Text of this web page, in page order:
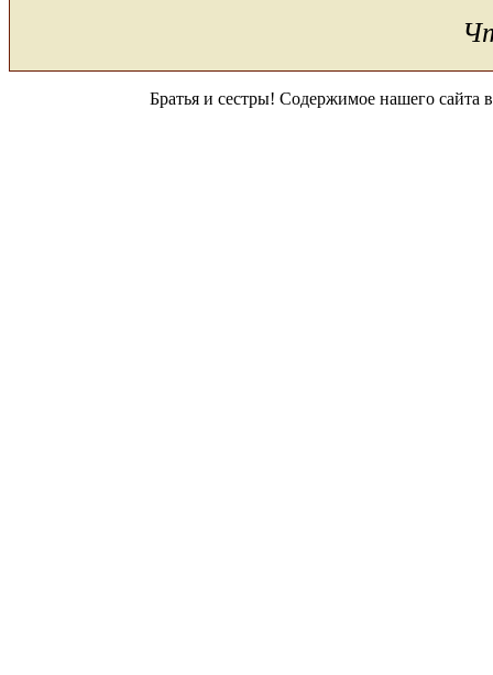
Братья и сестры! Содержимое нашего сайта